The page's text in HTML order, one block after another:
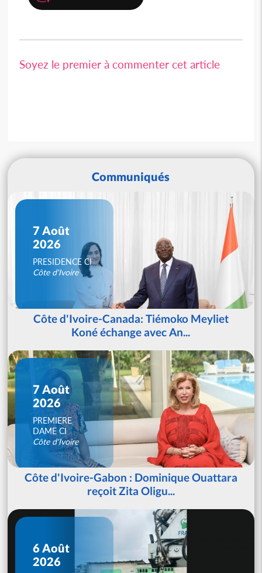
Soyez le premier à commenter cet article
Communiqués
7 Août
2026
PRESIDENCE CI
Côte d'Ivoire
Côte d'Ivoire-Canada: Tiémoko Meyliet
Koné échange avec An...
7 Août
2026
PREMIERE
DAME CI
Côte d'Ivoire
Côte d'Ivoire-Gabon : Dominique Ouattara
reçoit Zita Oligu...
6 Août
2026